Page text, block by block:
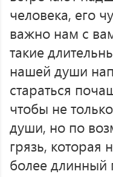
человека, его
важно нам с
такие
нашей души
стараться
чтобы не
души, но по
грязь, которая
более длинный